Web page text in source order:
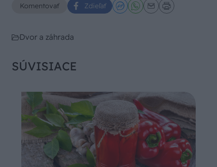
Komentovať Zdieľať
Dvor a záhrada
SÚVISIACE